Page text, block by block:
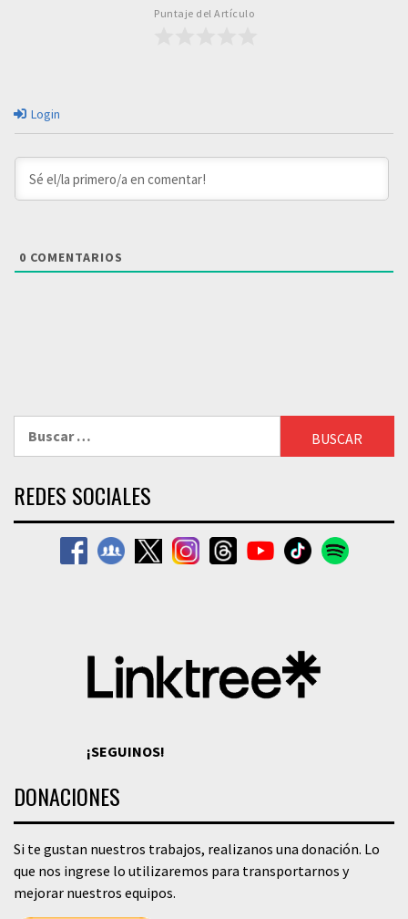
Puntaje del Artículo
Login
0 COMENTARIOS
REDES SOCIALES
¡SEGUINOS!
DONACIONES
Si te gustan nuestros trabajos, realizanos una donación. Lo
que nos ingrese lo utilizaremos para transportarnos y
mejorar nuestros equipos.